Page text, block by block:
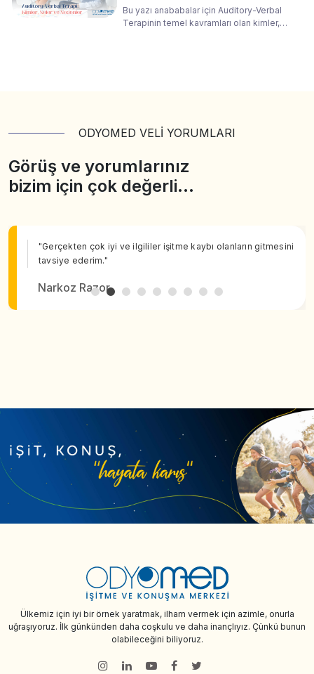
Bu yazı anababalar için Auditory-Verbal
Terapinin temel kavramları olan kimler,
ODYOMED VELİ YORUMLARI
Görüş ve yorumlarınız
bizim için çok değerli…
"Gerçekten çok iyi ve ilgililer işitme kaybı olanların gitmesini
tavsiye ederim."
Narkoz Razor
Ülkemiz için iyi bir örnek yaratmak, ilham vermek için azimle, onurla
uğraşıyoruz. İlk günkünden daha coşkulu ve daha inançlıyız. Çünkü bunun
olabileceğini biliyoruz.